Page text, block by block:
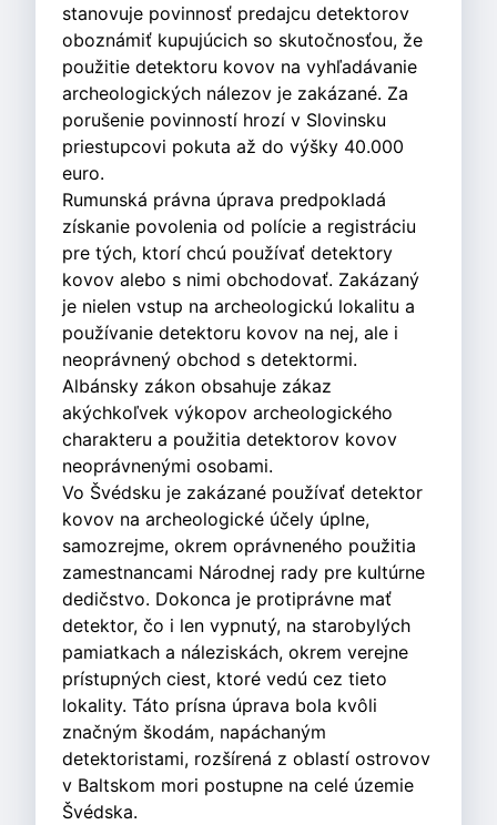
stanovuje povinnosť predajcu detektorov
oboznámiť kupujúcich so skutočnosťou, že
použitie detektoru kovov na vyhľadávanie
archeologických nálezov je zakázané. Za
porušenie povinností hrozí v Slovinsku
priestupcovi pokuta až do výšky 40.000
euro.
Rumunská právna úprava predpokladá
získanie povolenia od polície a registráciu
pre tých, ktorí chcú používať detektory
kovov alebo s nimi obchodovať. Zakázaný
je nielen vstup na archeologickú lokalitu a
používanie detektoru kovov na nej, ale i
neoprávnený obchod s detektormi.
Albánsky zákon obsahuje zákaz
akýchkoľvek výkopov archeologického
charakteru a použitia detektorov kovov
neoprávnenými osobami.
Vo Švédsku je zakázané používať detektor
kovov na archeologické účely úplne,
samozrejme, okrem oprávneného použitia
zamestnancami Národnej rady pre kultúrne
dedičstvo. Dokonca je protiprávne mať
detektor, čo i len vypnutý, na starobylých
pamiatkach a náleziskách, okrem verejne
prístupných ciest, ktoré vedú cez tieto
lokality. Táto prísna úprava bola kvôli
značným škodám, napáchaným
detektoristami, rozšírená z oblastí ostrovov
v Baltskom mori postupne na celé územie
Švédska.